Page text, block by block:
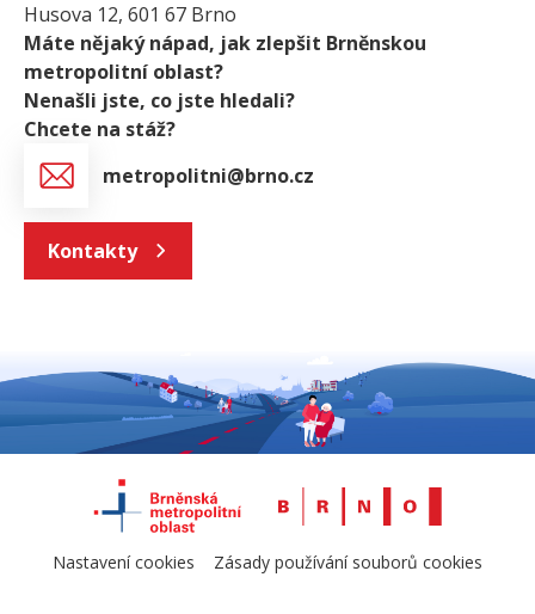
Husova 12, 601 67 Brno
Máte nějaký nápad, jak zlepšit Brněnskou
metropolitní oblast?
Nenašli jste, co jste hledali?
Chcete na stáž?
metropolitni@brno.cz
Kontakty
Nastavení cookies Zásady používání souborů cookies